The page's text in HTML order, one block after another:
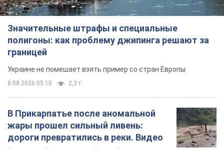
Значительные штрафы и специальные
полигоны: как проблему джипинга решают за
границей
Украине не помешает взять пример со стран Европы
8.08.2026 05:10 2,3 т.
В Прикарпатье после аномальной
жары прошел сильный ливень:
дороги превратились в реки. Видео